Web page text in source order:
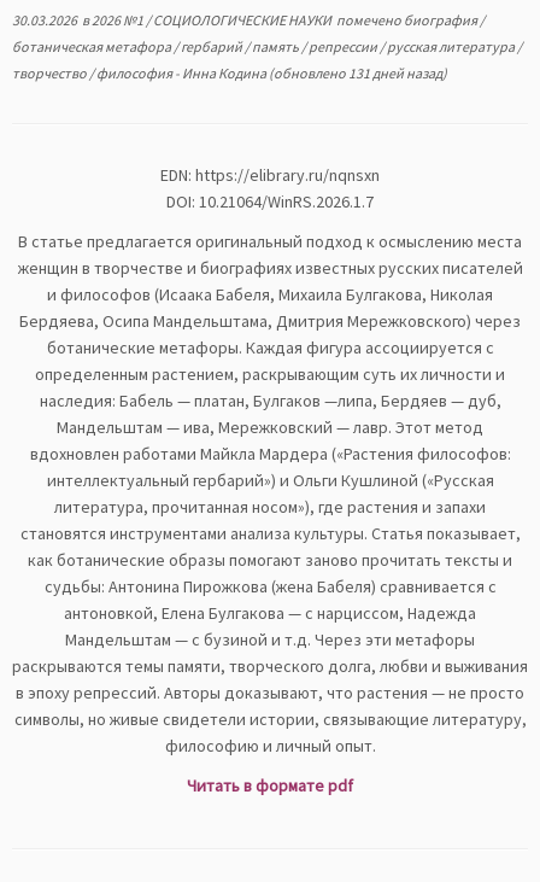
30.03.2026в2026 №1 /СОЦИОЛОГИЧЕСКИЕ НАУКИ помечено биография/
ботаническая метафора/гербарий/память /репрессии /русская литература/
творчество /философия- Инна Кодина(обновлено 131 дней назад)
EDN: https://elibrary.ru/nqnsxn
DOI: 10.21064/WinRS.2026.1.7
В статье предлагается оригинальный подход к осмыслению места
женщин в творчестве и биографиях известных русских писателей
и философов (Исаака Бабеля, Михаила Булгакова, Николая
Бердяева, Осипа Мандельштама, Дмитрия Мережковского) через
ботанические метафоры. Каждая фигура ассоциируется с
определенным растением, раскрывающим суть их личности и
наследия: Бабель — платан, Булгаков —липа, Бердяев — дуб,
Мандельштам — ива, Мережковский — лавр. Этот метод
вдохновлен работами Майкла Мардера («Растения философов:
интеллектуальный гербарий») и Ольги Кушлиной («Русская
литература, прочитанная носом»), где растения и запахи
становятся инструментами анализа культуры. Статья показывает,
как ботанические образы помогают заново прочитать тексты и
судьбы: Антонина Пирожкова (жена Бабеля) сравнивается с
антоновкой, Елена Булгакова — с нарциссом, Надежда
Мандельштам — с бузиной и т.д. Через эти метафоры
раскрываются темы памяти, творческого долга, любви и выживания
в эпоху репрессий. Авторы доказывают, что растения — не просто
символы, но живые свидетели истории, связывающие литературу,
философию и личный опыт.
Читать в формате pdf